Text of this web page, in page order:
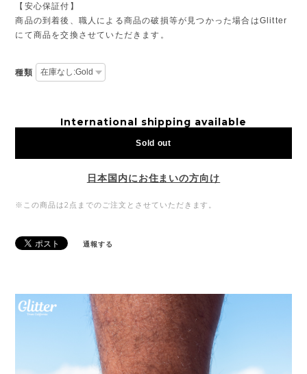
【安心保証付】
商品の到着後、職人による商品の破損等が見つかった場合はGlitter
にて商品を交換させていただきます。
種類
International shipping available
Sold out
日本国内にお住まいの方向け
※この商品は2点までのご注文とさせていただきます。
通報する